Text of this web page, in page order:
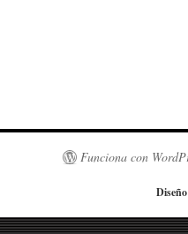
Funciona con